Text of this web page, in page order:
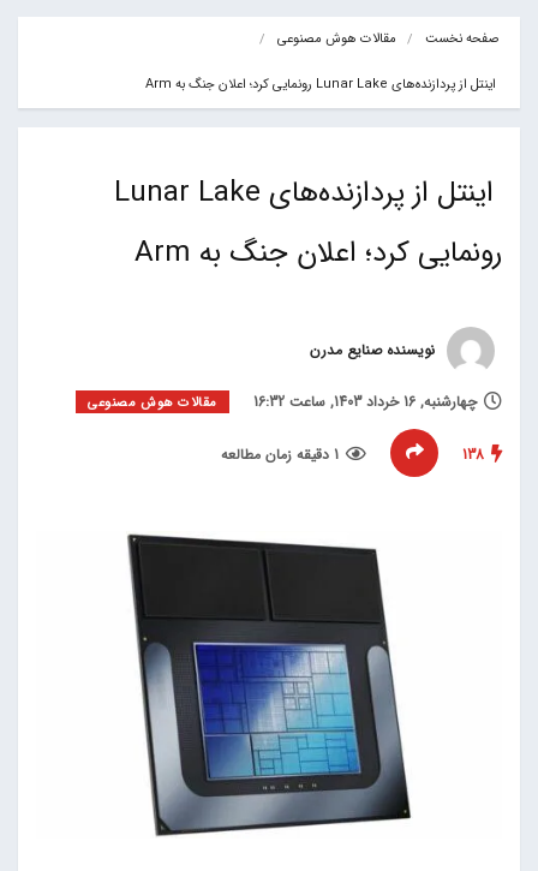
صفحه نخست مقالات هوش مصنوعی
اینتل از پردازنده‌های Lunar Lake رونمایی کرد؛ اعلان جنگ به Arm
اینتل از پردازنده‌های Lunar Lake
رونمایی کرد؛ اعلان جنگ به Arm
نویسنده صنایع مدرن
چهارشنبه, 16 خرداد 1403, ساعت 16:32 مقالات هوش مصنوعی
138 1 دقیقه زمان مطالعه